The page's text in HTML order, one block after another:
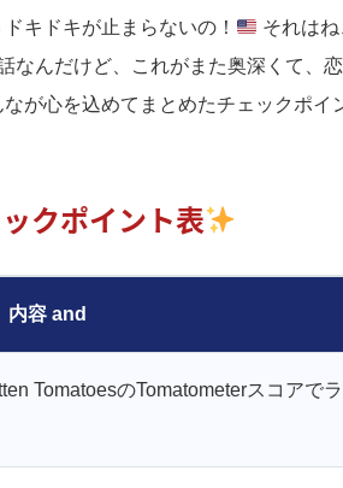
キドキが止まらないの！
それはね
なんだけど、これがまた奥深くて、
が心を込めてまとめたチェックポイ
クポイント表
内容
TomatoesのTomatometerスコアで